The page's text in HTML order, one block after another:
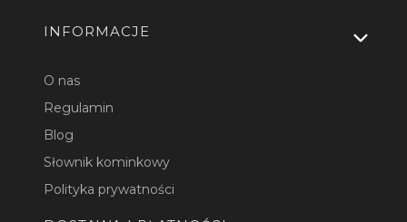
INFORMACJE
O nas
Regulamin
Blog
Słownik kominkowy
Polityka prywatności